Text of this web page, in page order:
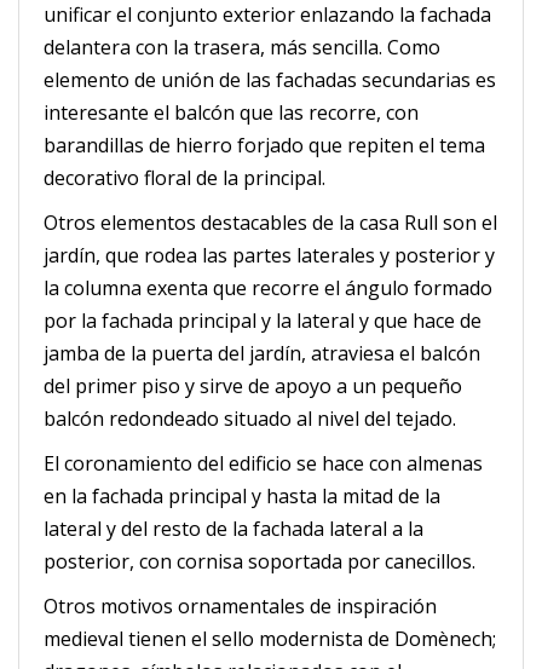
unificar el conjunto exterior enlazando la fachada
delantera con la trasera, más sencilla. Como
elemento de unión de las fachadas secundarias es
interesante el balcón que las recorre, con
barandillas de hierro forjado que repiten el tema
decorativo floral de la principal.
Otros elementos destacables de la casa Rull son el
jardín, que rodea las partes laterales y posterior y
la columna exenta que recorre el ángulo formado
por la fachada principal y la lateral y que hace de
jamba de la puerta del jardín, atraviesa el balcón
del primer piso y sirve de apoyo a un pequeño
balcón redondeado situado al nivel del tejado.
El coronamiento del edificio se hace con almenas
en la fachada principal y hasta la mitad de la
lateral y del resto de la fachada lateral a la
posterior, con cornisa soportada por canecillos.
Otros motivos ornamentales de inspiración
medieval tienen el sello modernista de Domènech;